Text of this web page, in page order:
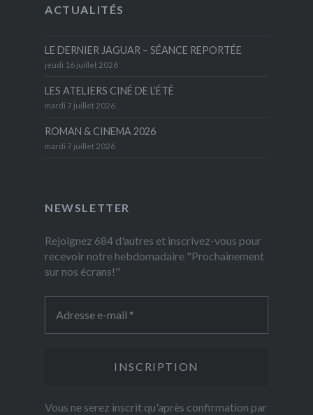
ACTUALITÉS
LE DERNIER JAGUAR – SÉANCE REPORTÉE
jeudi 16 juillet 2026
LES ATELIERS CINÉ DE L’ÉTÉ
mardi 7 juillet 2026
ROMAN & CINEMA 2026
mardi 7 juillet 2026
NEWSLETTER
Rejoignez 684 d'autres et inscrivez-vous pour
recevoir notre hebdomadaire "Prochainement
sur nos écrans!"
Vous ne serez inscrit qu'après confirmation par